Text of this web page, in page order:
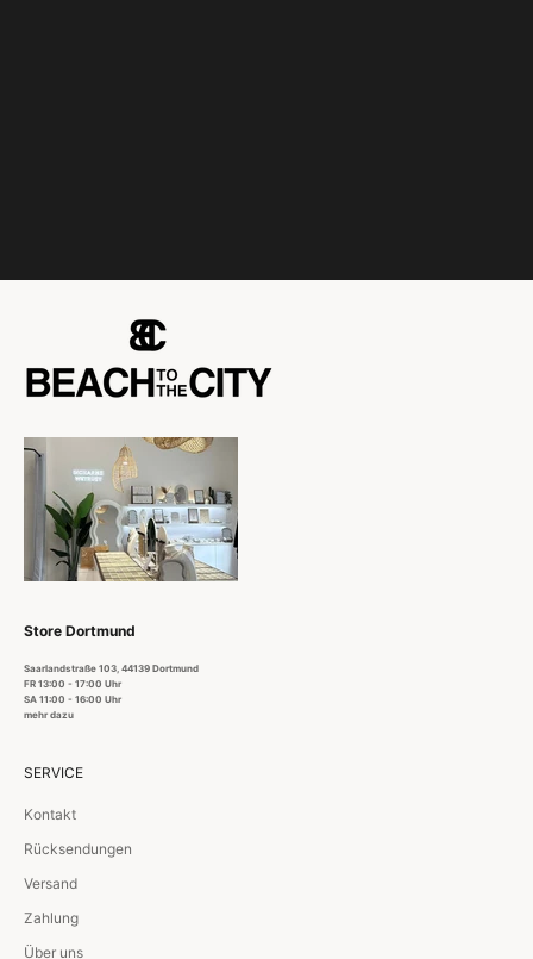
Store Dortmund
Saarlandstraße 103, 44139 Dortmund
FR 13:00 - 17:00 Uhr
SA 11:00 - 16:00 Uhr
mehr dazu
SERVICE
Kontakt
Rücksendungen
Versand
Zahlung
Über uns